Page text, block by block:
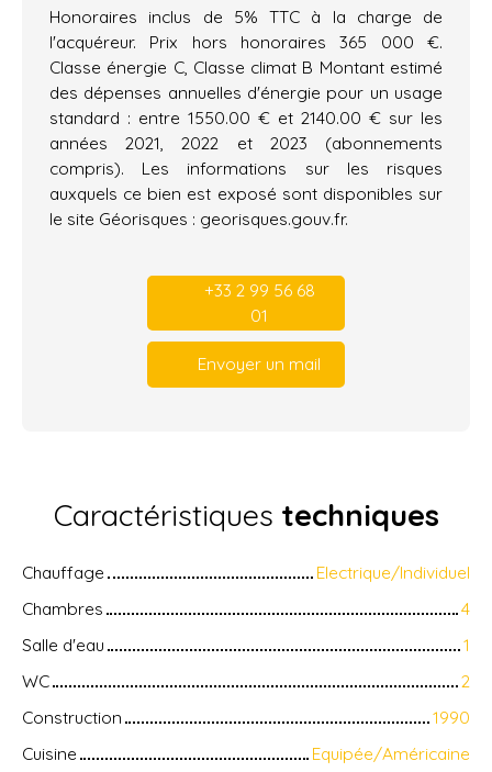
Honoraires inclus de 5% TTC à la charge de
l'acquéreur. Prix hors honoraires 365 000 €.
Classe énergie C, Classe climat B Montant estimé
des dépenses annuelles d'énergie pour un usage
standard : entre 1550.00 € et 2140.00 € sur les
années 2021, 2022 et 2023 (abonnements
compris). Les informations sur les risques
auxquels ce bien est exposé sont disponibles sur
le site Géorisques : georisques.gouv.fr.
+33 2 99 56 68
01
Envoyer un mail
Caractéristiques techniques
Chauffage
Electrique/Individuel
Chambres
4
Salle d'eau
1
WC
2
Construction
1990
Cuisine
Equipée/Américaine